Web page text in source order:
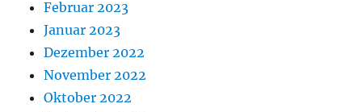
Februar 2023
Januar 2023
Dezember 2022
November 2022
Oktober 2022